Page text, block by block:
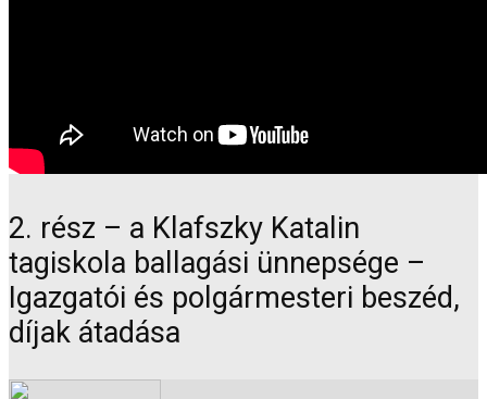
2. rész – a Klafszky Katalin
tagiskola ballagási ünnepsége –
Igazgatói és polgármesteri beszéd,
díjak átadása